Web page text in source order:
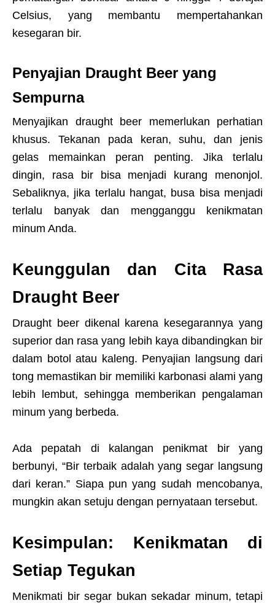
Celsius, yang membantu mempertahankan
kesegaran bir.
Penyajian Draught Beer yang
Sempurna
Menyajikan draught beer memerlukan perhatian
khusus. Tekanan pada keran, suhu, dan jenis
gelas memainkan peran penting. Jika terlalu
dingin, rasa bir bisa menjadi kurang menonjol.
Sebaliknya, jika terlalu hangat, busa bisa menjadi
terlalu banyak dan mengganggu kenikmatan
minum Anda.
Keunggulan dan Cita Rasa
Draught Beer
Draught beer dikenal karena kesegarannya yang
superior dan rasa yang lebih kaya dibandingkan bir
dalam botol atau kaleng. Penyajian langsung dari
tong memastikan bir memiliki karbonasi alami yang
lebih lembut, sehingga memberikan pengalaman
minum yang berbeda.
Ada pepatah di kalangan penikmat bir yang
berbunyi, “Bir terbaik adalah yang segar langsung
dari keran.” Siapa pun yang sudah mencobanya,
mungkin akan setuju dengan pernyataan tersebut.
Kesimpulan: Kenikmatan di
Setiap Tegukan
Menikmati bir segar bukan sekadar minum, tetapi